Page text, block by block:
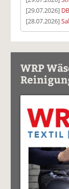
[29.07.2026]
[28.07.2026]
WRP